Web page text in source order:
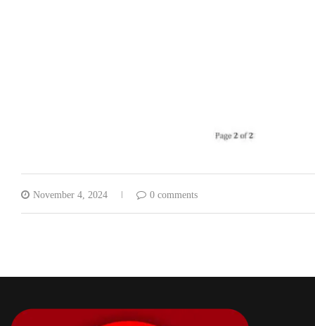
November 4, 2024 0 comments